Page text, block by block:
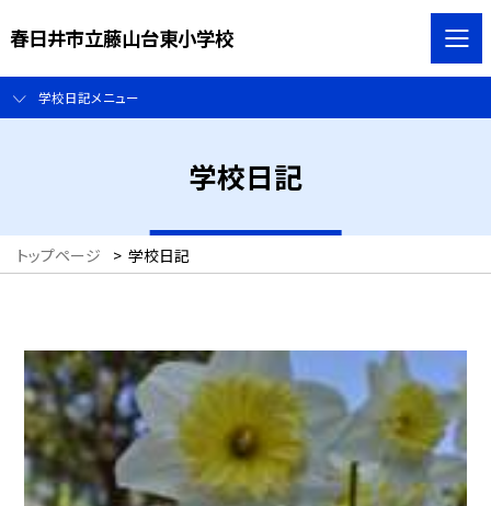
春日井市立藤山台東小学校
学校日記メニュー
学校日記
トップページ > 学校日記